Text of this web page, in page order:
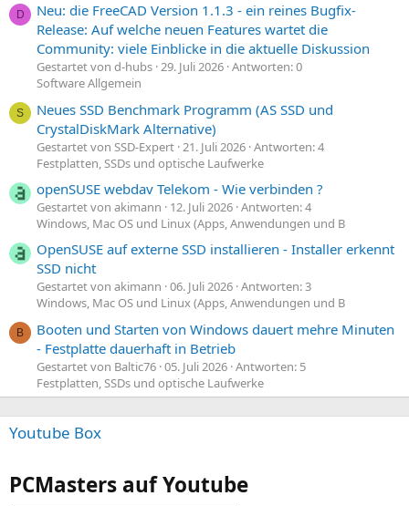
D
Neu: die FreeCAD Version 1.1.3 - ein reines Bugfix-
Release: Auf welche neuen Features wartet die
Community: viele Einblicke in die aktuelle Diskussion
Gestartet von d-hubs 29. Juli 2026 Antworten: 0
Software Allgemein
S
Neues SSD Benchmark Programm (AS SSD und
CrystalDiskMark Alternative)
Gestartet von SSD-Expert 21. Juli 2026 Antworten: 4
Festplatten, SSDs und optische Laufwerke
openSUSE webdav Telekom - Wie verbinden ?
Gestartet von akimann 12. Juli 2026 Antworten: 4
Windows, Mac OS und Linux (Apps, Anwendungen und B
OpenSUSE auf externe SSD installieren - Installer erkennt
SSD nicht
Gestartet von akimann 06. Juli 2026 Antworten: 3
Windows, Mac OS und Linux (Apps, Anwendungen und B
B
Booten und Starten von Windows dauert mehre Minuten
- Festplatte dauerhaft in Betrieb
Gestartet von Baltic76 05. Juli 2026 Antworten: 5
Festplatten, SSDs und optische Laufwerke
Youtube Box
PCMasters auf Youtube